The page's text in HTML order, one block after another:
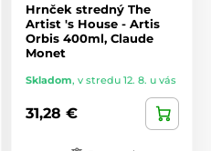
Hrnček stredný The
Artist 's House - Artis
Orbis 400ml, Claude
Monet
Skladom, v stredu 12. 8. u vás
31,28 €